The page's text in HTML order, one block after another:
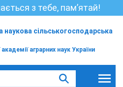
з тебе, пам’ятай!
наукова сільськогосподарська
аграрних наук України